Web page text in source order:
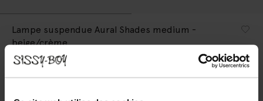
Lampe suspendue Aural Shades medium -
beige/crème